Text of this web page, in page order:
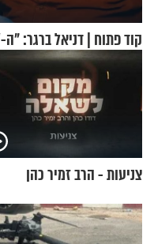
קוד פתוח | דניאל ברגר: "ה-7 באוקטובר גרם לי לחפש תשובות"
צניעות - הרב זמיר כהן